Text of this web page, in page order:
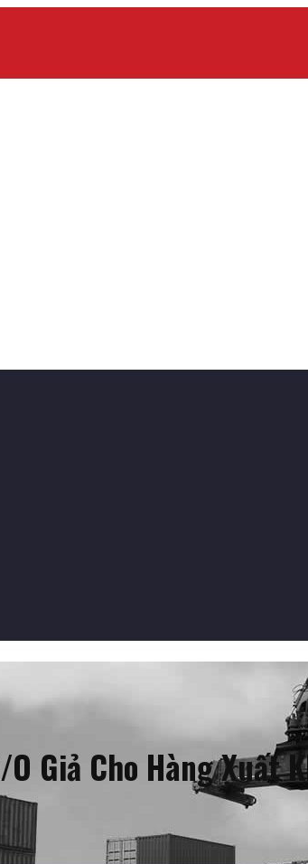
Giả Cho Hàng Xuất